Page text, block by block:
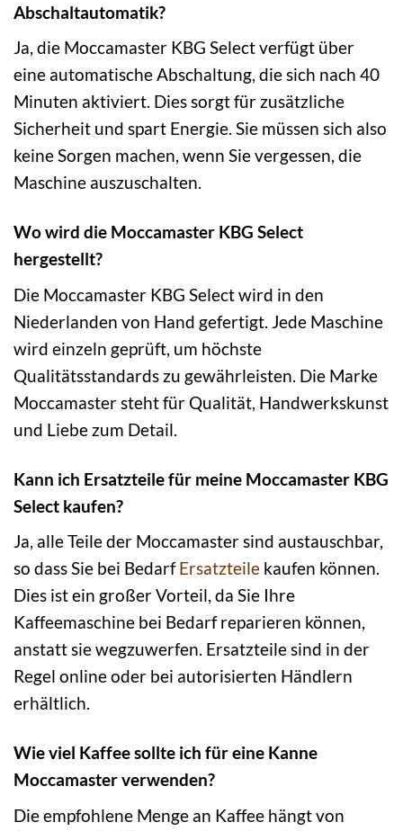
Abschaltautomatik?
Ja, die Moccamaster KBG Select verfügt über
eine automatische Abschaltung, die sich nach 40
Minuten aktiviert. Dies sorgt für zusätzliche
Sicherheit und spart Energie. Sie müssen sich also
keine Sorgen machen, wenn Sie vergessen, die
Maschine auszuschalten.
Wo wird die Moccamaster KBG Select
hergestellt?
Die Moccamaster KBG Select wird in den
Niederlanden von Hand gefertigt. Jede Maschine
wird einzeln geprüft, um höchste
Qualitätsstandards zu gewährleisten. Die Marke
Moccamaster steht für Qualität, Handwerkskunst
und Liebe zum Detail.
Kann ich Ersatzteile für meine Moccamaster KBG
Select kaufen?
Ja, alle Teile der Moccamaster sind austauschbar,
so dass Sie bei BedarfErsatzteile kaufen können.
Dies ist ein großer Vorteil, da Sie Ihre
Kaffeemaschine bei Bedarf reparieren können,
anstatt sie wegzuwerfen. Ersatzteile sind in der
Regel online oder bei autorisierten Händlern
erhältlich.
Wie viel Kaffee sollte ich für eine Kanne
Moccamaster verwenden?
Die empfohlene Menge an Kaffee hängt von